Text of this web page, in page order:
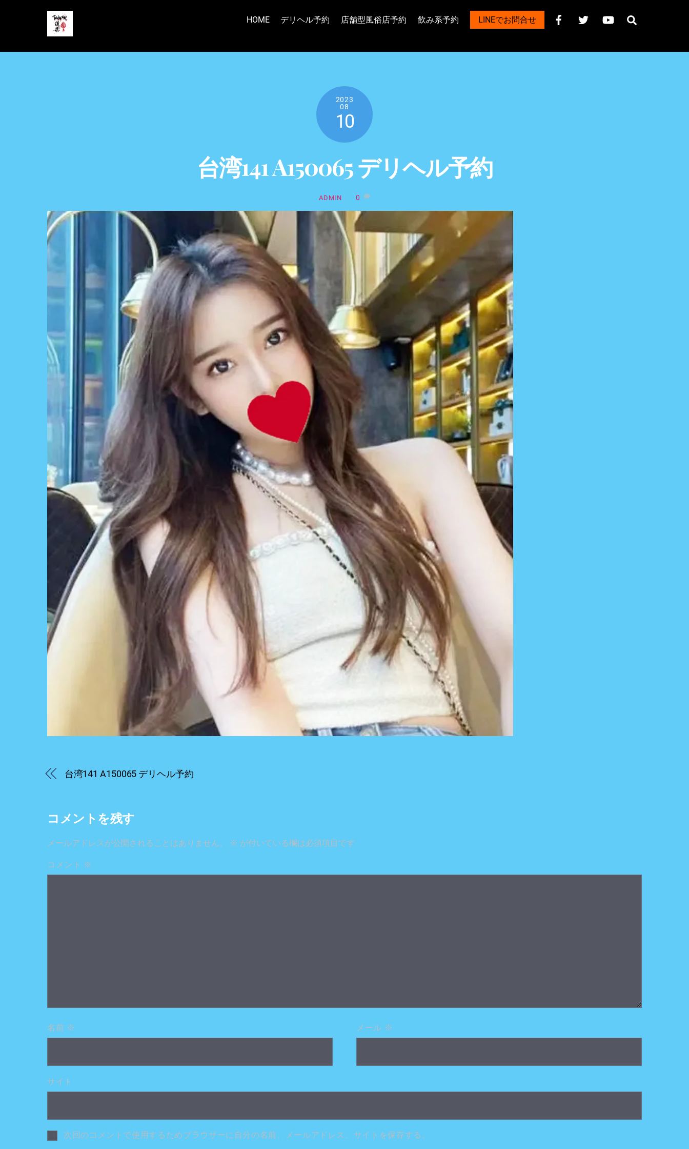
HOME デリヘル予約 店舗型風俗店予約 飲み系予約 LINEでお問合せ
2023
08
10
台湾141 A150065 デリヘル予約
ADMIN 0
台湾141 A150065 デリヘル予約
コメントを残す
メールアドレスが公開されることはありません。 ※ が付いている欄は必須項目です
コメント ※
名前 ※ メール ※
サイト
次回のコメントで使用するためブラウザーに自分の名前、メールアドレス、サイトを保存する。